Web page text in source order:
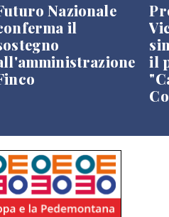
Nazionale
il
il